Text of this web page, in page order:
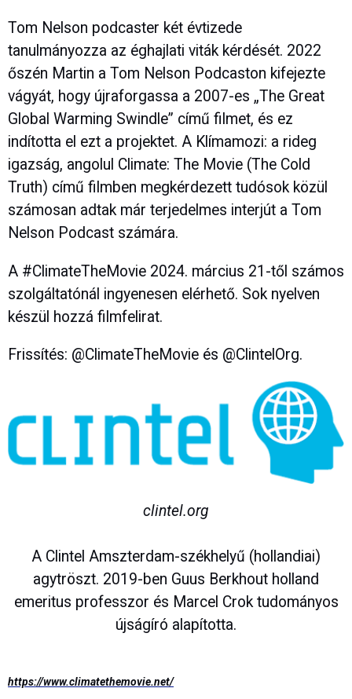
Tom Nelson podcaster két évtizede
tanulmányozza az éghajlati viták kérdését. 2022
őszén Martin a Tom Nelson Podcaston kifejezte
vágyát, hogy újraforgassa a 2007-es „The Great
Global Warming Swindle” című filmet, és ez
indította el ezt a projektet. A Klímamozi: a rideg
igazság, angolul Climate: The Movie (The Cold
Truth) című filmben megkérdezett tudósok közül
számosan adtak már terjedelmes interjút a Tom
Nelson Podcast számára.
A #ClimateTheMovie 2024. március 21-től számos
szolgáltatónál ingyenesen elérhető. Sok nyelven
készül hozzá filmfelirat.
Frissítés: @ClimateTheMovie és @ClintelOrg.
clintel.org
A Clintel Amszterdam-székhelyű (hollandiai)
agytröszt. 2019-ben Guus Berkhout holland
emeritus professzor és Marcel Crok tudományos
újságíró alapította.
https://www.climatethemovie.net/